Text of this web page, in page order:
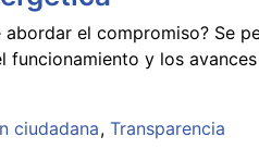
abordar el compromiso? Se
funcionamiento y los
ciudadana Transparencia